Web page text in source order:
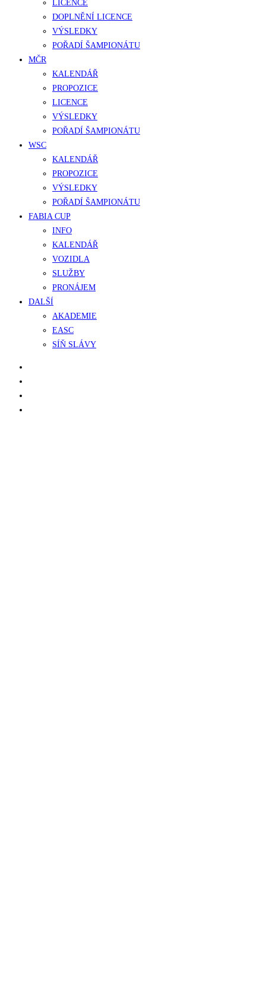
LICENCE
DOPLNĚNÍ LICENCE
VÝSLEDKY
POŘADÍ ŠAMPIONÁTU
MČR
KALENDÁŘ
PROPOZICE
LICENCE
VÝSLEDKY
POŘADÍ ŠAMPIONÁTU
WSC
KALENDÁŘ
PROPOZICE
VÝSLEDKY
POŘADÍ ŠAMPIONÁTU
FABIA CUP
INFO
KALENDÁŘ
VOZIDLA
SLUŽBY
PRONÁJEM
DALŠÍ
AKADEMIE
EASC
SÍŇ SLÁVY